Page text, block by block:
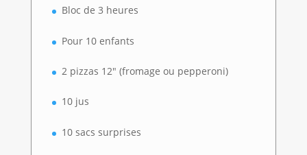
Bloc de 3 heures
Pour 10 enfants
2 pizzas 12″ (fromage ou pepperoni)
10 jus
10 sacs surprises